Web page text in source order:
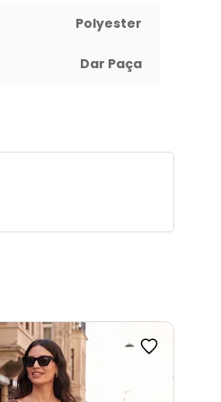
Polyester
Dar Paça